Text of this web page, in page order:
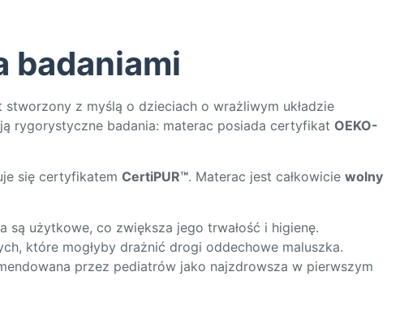
badaniami
z myślą o dzieciach o wrażliwym układzie
rygorystyczne badania: materac posiada certyfikatOEKO-
się certyfikatemCertiPUR™. Materac jest całkowiciewolny
są użytkowe, co zwiększa jego trwałość i higienę.
które mogłyby drażnić drogi oddechowe maluszka.
przez pediatrów jako najzdrowsza w pierwszym